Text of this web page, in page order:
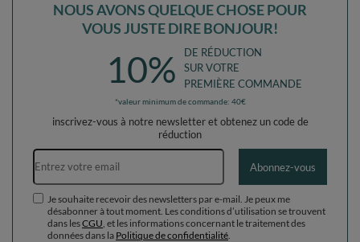
NOUS AVONS QUELQUE CHOSE POUR
VOUS JUSTE DIRE BONJOUR!
10%
DE RÉDUCTION
SUR VOTRE
PREMIÈRE COMMANDE
*valeur minimum de commande: 40€
inscrivez-vous à notre newsletter et obtenez un code de
réduction
Adresse e-mail
Abonnez-vous
Je souhaite recevoir des newsletters par e-mail. Je peux me
désabonner à tout moment. Les conditions d’utilisation se trouvent
dans lesCGU , et les informations concernant le traitement des
données dans la Politique de confidentialité